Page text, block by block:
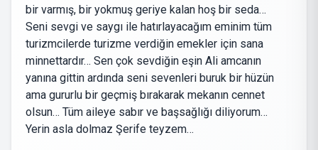
bir varmış, bir yokmuş geriye kalan hoş bir seda…
Seni sevgi ve saygı ile hatırlayacağım eminim tüm
turizmcilerde turizme verdiğin emekler için sana
minnettardır… Sen çok sevdiğin eşin Ali amcanın
yanına gittin ardında seni sevenleri buruk bir hüzün
ama gururlu bir geçmiş bırakarak mekanın cennet
olsun… Tüm aileye sabır ve başsağlığı diliyorum…
Yerin asla dolmaz Şerife teyzem…